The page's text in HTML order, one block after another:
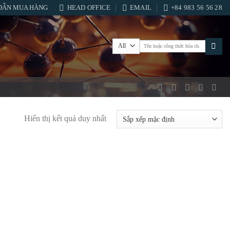
MUA HÀNG HEAD OFFICE EMAIL +84 983 56 56 28
Tìm
kiếm:
Hiển thị kết quả duy nhất